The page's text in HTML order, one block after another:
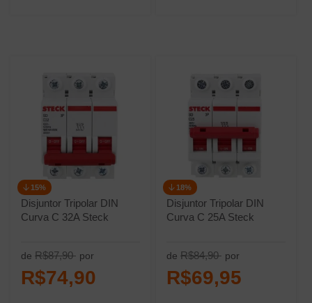
Disjuntor Tripolar DIN
Curva C 32A Steck
de R$87,90
15%
por
R$74,90
Disjuntor Tripolar DIN
Curva C 25A Steck
de R$84,90
18%
por
R$69,95